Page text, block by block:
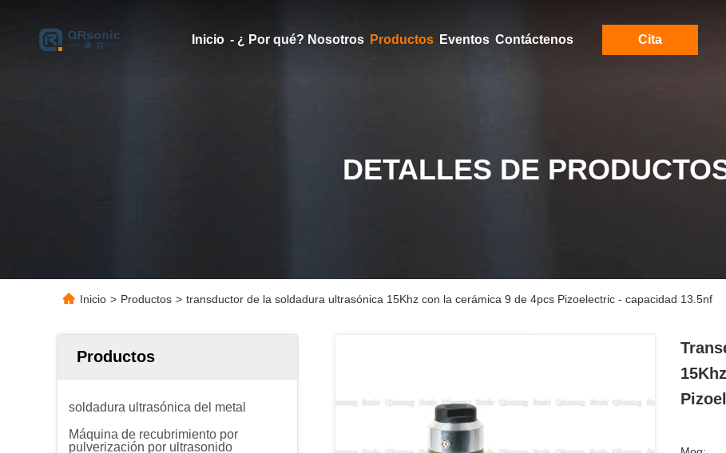
Inicio - ¿ Por qué? Nosotros Productos Eventos Contáctenos Cita
DETALLES DE
Inicio > Productos > transductor de la soldadura ultrasónica 15Khz con la cerámica 9 de 4pcs Pizoelectric - capacidad 13.5nf
Productos
soldadura ultrasónica del metal
Máquina de recubrimiento por
pulverización por ultrasonido